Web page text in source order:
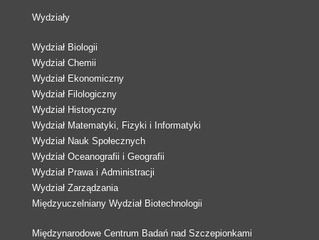
Wydziały
Wydział Biologii
Wydział Chemii
Wydział Ekonomiczny
Wydział Filologiczny
Wydział Historyczny
Wydział Matematyki, Fizyki i Informatyki
Wydział Nauk Społecznych
Wydział Oceanografii i Geografii
Wydział Prawa i Administracji
Wydział Zarządzania
Międzyuczelniany Wydział Biotechnologii
Międzynarodowe Centrum Badań nad Szczepionkami